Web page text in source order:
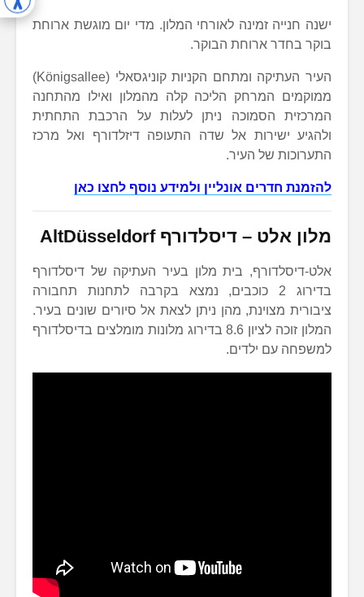
ישנה חנייה זמינה לאורחי המלון. מדי יום מוגשת ארוחת
בוקר בחדר ארוחת הבוקר.
העיר העתיקה ומתחם הקניות קוניגסאלי (Königsallee)
ממוקמים המרחק הליכה קלה מהמלון ואילו מהתחנה
המרכזית הסמוכה ניתן לעלות על הרכבת התחתית
ולהגיע ישירות אל שדה התעופה דיזלדורף ואל מרכז
התערוכות של העיר.
להזמנת חדרים אונליין ולמידע נוסף לחצו כאן
מלון אלט – דיסלדורף AltDüsseldorf
אלט-דיסלדורף, בית מלון בעיר העתיקה של דיסלדורף
בדירוג 2 כוכבים, נמצא בקרבה לתחנות תחבורה
ציבורית מצוינת, מהן ניתן לצאת אל סיורים שונים בעיר.
המלון זוכה לציון 8.6 בדירוג מלונות מומלצים בדיסלדורף
למשפחה עם ילדים.